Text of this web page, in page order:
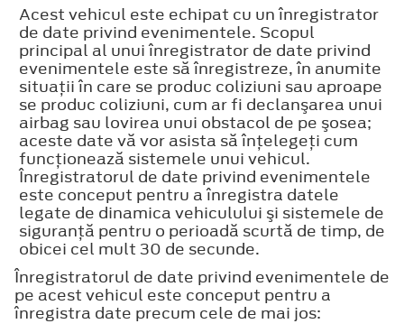
Acest vehicul este echipat cu un înregistrator
de date privind evenimentele. Scopul
principal al unui înregistrator de date privind
evenimentele este să înregistreze, în anumite
situaţii în care se produc coliziuni sau aproape
se produc coliziuni, cum ar fi declanşarea unui
airbag sau lovirea unui obstacol de pe şosea;
aceste date vă vor asista să înţelegeţi cum
funcţionează sistemele unui vehicul.
Înregistratorul de date privind evenimentele
este conceput pentru a înregistra datele
legate de dinamica vehiculului şi sistemele de
siguranţă pentru o perioadă scurtă de timp, de
obicei cel mult 30 de secunde.
Înregistratorul de date privind evenimentele de
pe acest vehicul este conceput pentru a
înregistra date precum cele de mai jos: